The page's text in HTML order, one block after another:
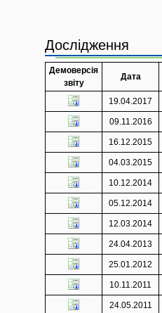
Дослідження
Демоверсія
звіту
Дата
19.04.2017
09.11.2016
16.12.2015
04.03.2015
10.12.2014
05.12.2014
12.03.2014
24.04.2013
25.01.2012
10.11.2011
24.05.2011